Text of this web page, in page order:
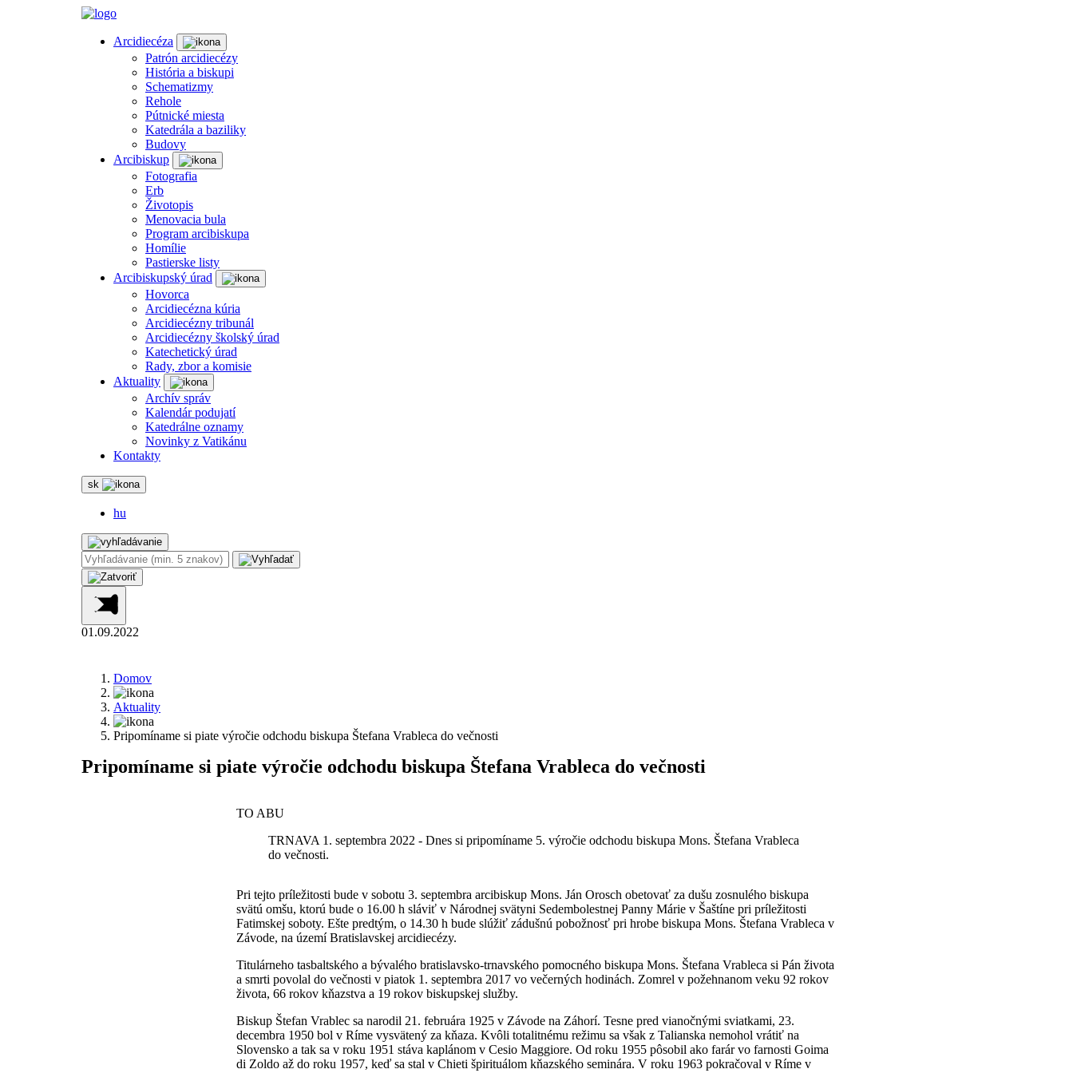
Arcidiecéza
Patrón arcidiecézy
História a biskupi
Schematizmy
Rehole
Pútnické miesta
Katedrála a baziliky
Budovy
Arcibiskup
Fotografia
Erb
Životopis
Menovacia bula
Program arcibiskupa
Homílie
Pastierske listy
Arcibiskupský úrad
Hovorca
Arcidiecézna kúria
Arcidiecézny tribunál
Arcidiecézny školský úrad
Katechetický úrad
Rady, zbor a komisie
Aktuality
Archív správ
Kalendár podujatí
Katedrálne oznamy
Novinky z Vatikánu
Kontakty
sk
hu
01.09.2022
Domov
Aktuality
Pripomíname si piate výročie odchodu biskupa Štefana Vrableca do večnosti
Pripomíname si piate výročie odchodu biskupa Štefana Vrableca do večnosti
TO ABU
TRNAVA 1. septembra 2022 - Dnes si pripomíname 5. výročie odchodu biskupa Mons. Štefana Vrableca
do večnosti.
Pri tejto príležitosti bude v sobotu 3. septembra arcibiskup Mons. Ján Orosch obetovať za dušu zosnulého biskupa
svätú omšu, ktorú bude o 16.00 h sláviť v Národnej svätyni Sedembolestnej Panny Márie v Šaštíne pri príležitosti
Fatimskej soboty. Ešte predtým, o 14.30 h bude slúžiť zádušnú pobožnosť pri hrobe biskupa Mons. Štefana Vrableca v
Závode, na území Bratislavskej arcidiecézy.
Titulárneho tasbaltského a bývalého bratislavsko-trnavského pomocného biskupa Mons. Štefana Vrableca si Pán života
a smrti povolal do večnosti v piatok 1. septembra 2017 vo večerných hodinách. Zomrel v požehnanom veku 92 rokov
života, 66 rokov kňazstva a 19 rokov biskupskej služby.
Biskup Štefan Vrablec sa narodil 21. februára 1925 v Závode na Záhorí. Tesne pred vianočnými sviatkami, 23.
decembra 1950 bol v Ríme vysvätený za kňaza. Kvôli totalitnému režimu sa však z Talianska nemohol vrátiť na
Slovensko a tak sa v roku 1951 stáva kaplánom v Cesio Maggiore. Od roku 1955 pôsobil ako farár vo farnosti Goima
di Zoldo až do roku 1957, keď sa stal v Chieti špirituálom kňazského seminára. V roku 1963 pokračoval v Ríme v